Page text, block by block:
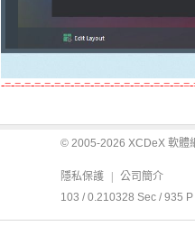
-=-=-=-=-=-=-=-=-=-=-=-=-=-=-=-=-=-=-
© 2005-2026 XCDeX 軟體
隱私保護
公司簡介
103 / 0.210328 Sec / 935